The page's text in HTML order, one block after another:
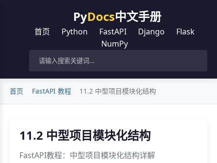
PyDocs中文手册
首页 Python FastAPI Django
Flask
NumPy
首页 FastAPI 教程 11.2 中型项目模块化结构
11.2 中型项目模块化结构
FastAPI教程：中型项目模块化结构详解